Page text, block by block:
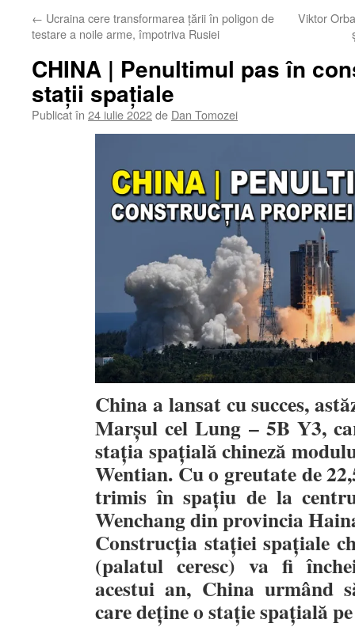
← Ucraina cere transformarea țării în poligon de
testare a noile arme, împotriva Rusiei
Viktor
CHINA | Penultimul pas în
stații spațiale
Publicat în 24 iulie 2022de Dan Tomozei
China a lansat cu succes,
Marșul cel Lung – 5B Y3,
stația spațială chineză
Wentian. Cu o greutate de
trimis în spațiu de la
Wenchang din provincia
Construcția stației spațiale
(palatul ceresc) va fi
acestui an, China urmând
care deține o stație spațială